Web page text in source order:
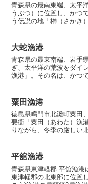
青森県の最南東端、太平
うぶつ）に位置し、かつ
う伝説の地「榊（さかき
大蛇漁港
青森県の最東南端、岩手
ぎ、太平洋の荒波をダイ
漁港」。その名は、かつ
粟田漁港
徳島県鳴門市北灘町粟田
要衝「粟田（あわた）漁
りながら、冬季の厳しい
平舘漁港
青森県東津軽郡 平舘漁港
東津軽郡の北東部に位置